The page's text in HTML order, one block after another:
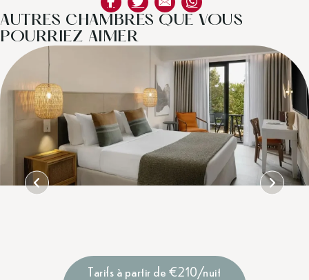
AUTRES CHAMBRES QUE VOUS
POURRIEZ AIMER
Tarifs à partir de €210/nuit